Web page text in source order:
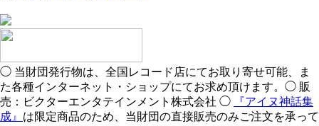
◯ 当財団発行物は、全国レコード店にてお取り寄せ可能、ま
た各種インターネット・ショップにてお求め頂けます。◯ 販
売：ビクターエンタテインメント株式会社 ◯
『アイヌ神話集
成』 は限定商品のため、当財団の直接販売のみご注文を承って